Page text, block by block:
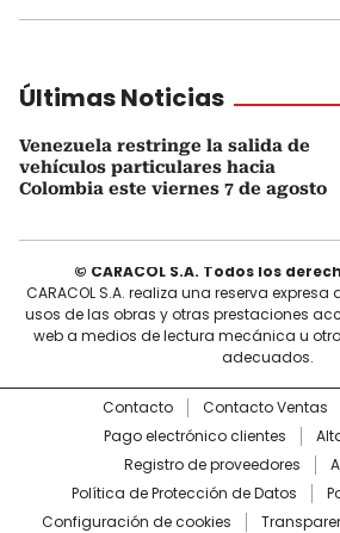
Últimas Noticias
Venezuela restringe la salida de
vehículos particulares hacia
Colombia este viernes 7 de agosto
© CARACOL S.A. Todos los
CARACOL S.A. realiza una reserva
usos de las obras y otras prestaciones
web a medios de lectura mecánica u
adecuados.
Contacto Contacto Ventas
Pago electrónico clientes
Registro de proveedores
Política de Protección de Datos
Configuración de cookies